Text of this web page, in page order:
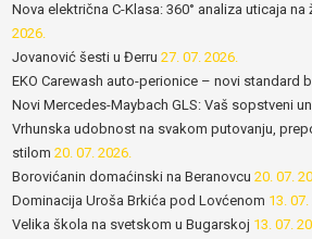
Nova električna C-Klasa: 360° analiza uticaja na
2026.
Jovanović šesti u Đerru 27. 07. 2026.
EKO Carewash auto-perionice – novi standard
Novi Mercedes-Maybach GLS: Vaš sopstveni
Vrhunska udobnost na svakom putovanju,
stilom 20. 07. 2026.
Borovićanin domaćinski na Beranovcu 20. 07.
Dominacija Uroša Brkića pod Lovćenom 13.
Velika škola na svetskom u Bugarskoj 13. 07.